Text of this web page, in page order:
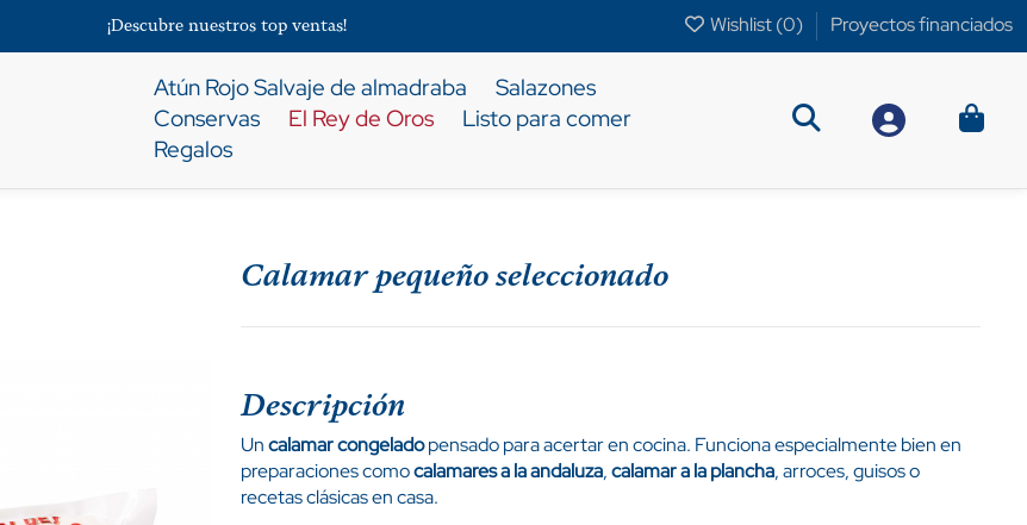
¡Descubre nuestros top ventas! Wishlist (0) Proyectos financiados
Atún Rojo Salvaje de almadraba
Salazones
Conservas
El Rey de Oros
Listo para comer
Regalos
Calamar pequeño seleccionado
Descripción
Uncalamar congeladopensado para acertar en cocina. Funciona especialmente bien en
preparaciones comocalamares a la andaluza,calamar a la plancha, arroces, guisos o
recetas clásicas en casa.